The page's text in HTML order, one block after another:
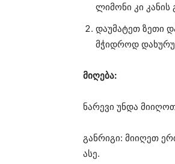
ლიმონი კი კანის
დაუმატეთ ზეთი
მჭიდროდ
მიღება:
ნარევი უნდა
განრიგი: მიიღეთ
ასე.